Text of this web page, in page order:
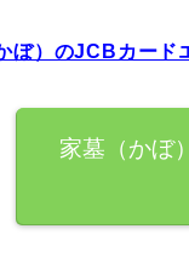
ぼ）のJCBカード
家墓（かぼ